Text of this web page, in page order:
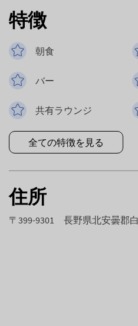
特徴
朝食
バー
共有ラウンジ
全ての特徴を見る
住所
〒399-9301 長野県北安曇郡